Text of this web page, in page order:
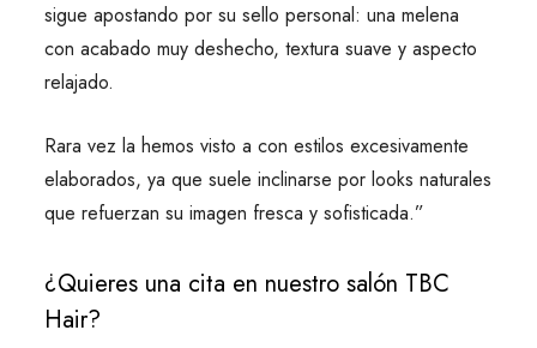
sigue apostando por su sello personal: una melena
con acabado muy deshecho, textura suave y aspecto
relajado.
Rara vez la hemos visto a con estilos excesivamente
elaborados, ya que suele inclinarse por looks naturales
que refuerzan su imagen fresca y sofisticada.”
¿Quieres una cita en nuestro salón TBC
Hair?